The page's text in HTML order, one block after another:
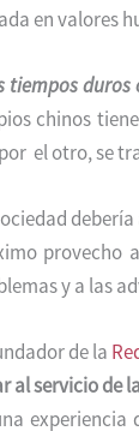
en valores
tiempos duros
chinos
el otro, se
provecho
y a las
de la
al servicio de
experiencia